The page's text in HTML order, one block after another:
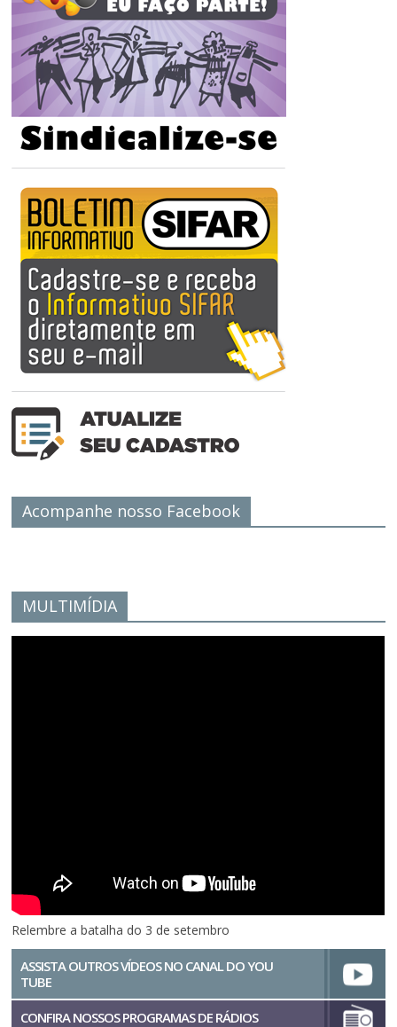
Acompanhe nosso Facebook
MULTIMÍDIA
Relembre a batalha do 3 de setembro
ASSISTA OUTROS VÍDEOS NO CANAL DO YOU
TUBE
CONFIRA NOSSOS PROGRAMAS DE RÁDIOS